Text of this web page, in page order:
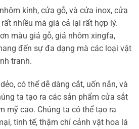
kính, cửa gỗ, và cửa inox, cửa
nhiều mà giá cả lại rất hợp lý.
màu giả gỗ, giả nhôm xingfa,
đến sự đa dạng mà các loại vật
tranh.
có thể dễ dàng cắt, uốn nắn, và
ta tạo ra các sản phẩm cửa sắt
mỹ cao. Chúng ta có thể tạo ra
tinh tế, thậm chí cảnh vật hoa lá